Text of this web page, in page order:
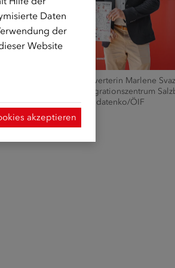
Landeshauptfraustellverterin Marlene
Zarco, Leitung ÖIF-Integrationszentrum
Magazin ©Olha Soldatenko/ÖIF
Daten
der
Website
akzeptieren